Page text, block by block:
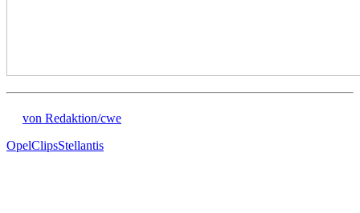
von Redaktion/cwe
OpelClipsStellantis